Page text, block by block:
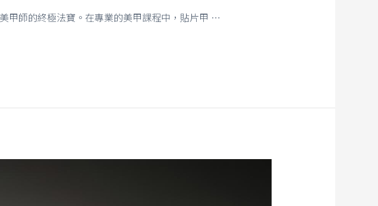
甲師的終極法寶。在專業的美甲課程中，貼片甲 …